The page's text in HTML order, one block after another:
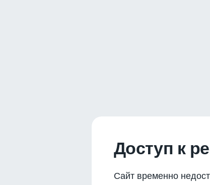
Доступ к
Сайт временно